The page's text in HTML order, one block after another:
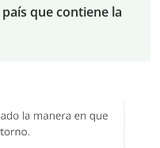
país que contiene la